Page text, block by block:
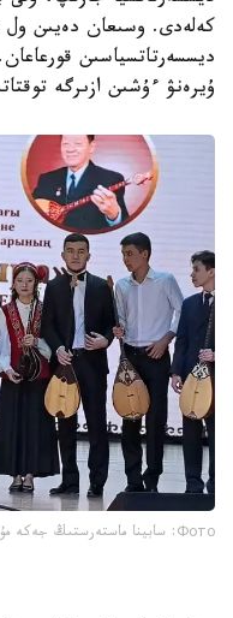
كەلەدى. وسىعان دەيىن ول
ديسسەرتاتسياسىن
ۇيرەنۋ ءۇشىن ازىرگە
Фото: سابينا ماستەرستىڭ جەكە مۇراعاتىنان